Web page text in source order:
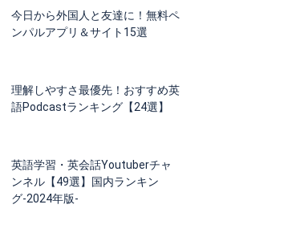
今日から外国人と友達に！無料ペ
ンパルアプリ＆サイト15選
理解しやすさ最優先！おすすめ英
語Podcastランキング【24選】
英語学習・英会話Youtuberチャ
ンネル【49選】国内ランキン
グ-2024年版-